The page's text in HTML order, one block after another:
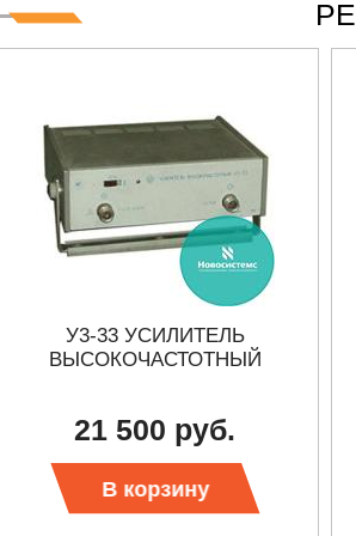
У3-33 УСИЛИТЕЛЬ
ВЫСОКОЧАСТОТНЫЙ
21 500 руб.
В корзину